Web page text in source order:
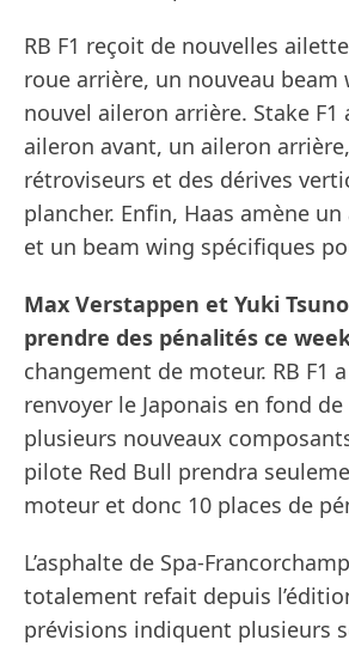
RB F1 reçoit de nouvelles
roue arrière, un nouveau beam
nouvel aileron arrière. Stake F1
aileron avant, un aileron
rétroviseurs et des dérives
plancher. Enfin, Haas amène
et un beam wing spécifiques
Max Verstappen et Yuki
prendre des pénalités ce
changement de moteur. RB F1
renvoyer le Japonais en fond
plusieurs nouveaux
pilote Red Bull prendra
moteur et donc 10 places de
L’asphalte de Spa-
totalement refait depuis
prévisions indiquent plusieurs